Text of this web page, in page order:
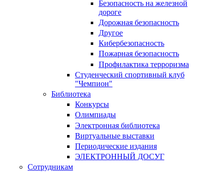
Безопасность на железной
дороге
Дорожная безопасность
Другое
Кибербезопасность
Пожарная безопасность
Профилактика терроризма
Студенческий спортивный клуб
"Чемпион"
Библиотека
Конкурсы
Олимпиады
Электронная библиотека
Виртуальные выставки
Периодические издания
ЭЛЕКТРОННЫЙ ДОСУГ
Сотрудникам